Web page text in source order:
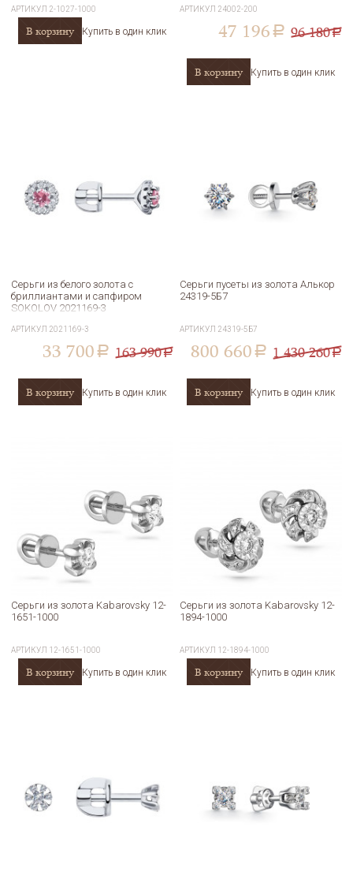
АРТИКУЛ 2-1027-1000
В корзину Купить в один клик
АРТИКУЛ 24002-200
47 196 a 96 180a
В корзину Купить в один клик
Серьги из белого золота с
бриллиантами и сапфиром
SOKOLOV 2021169-3
АРТИКУЛ 2021169-3
33 700 a 163 990a
В корзину Купить в один клик
Серьги пусеты из золота Алькор
24319-5Б7
АРТИКУЛ 24319-5Б7
800 660 a 1 430 260a
В корзину Купить в один клик
Серьги из золота Kabarovsky 12-
1651-1000
АРТИКУЛ 12-1651-1000
В корзину Купить в один клик
Серьги из золота Kabarovsky 12-
1894-1000
АРТИКУЛ 12-1894-1000
В корзину Купить в один клик